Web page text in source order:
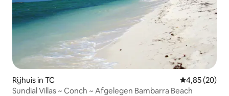
Rijhuis in TC Gemiddelde
4,85 (20)
Sundial Villas ~ Conch ~ Afgelegen Bambarra Beach